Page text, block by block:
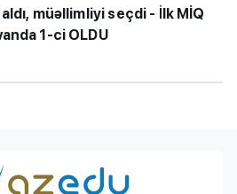
müəllimliyi seçdi - İlk MİQ
1-ci OLDU